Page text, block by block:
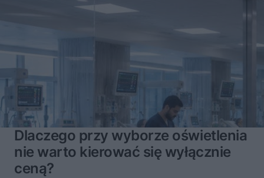
Dlaczego przy wyborze oświetlenia
nie warto kierować się wyłącznie
ceną?